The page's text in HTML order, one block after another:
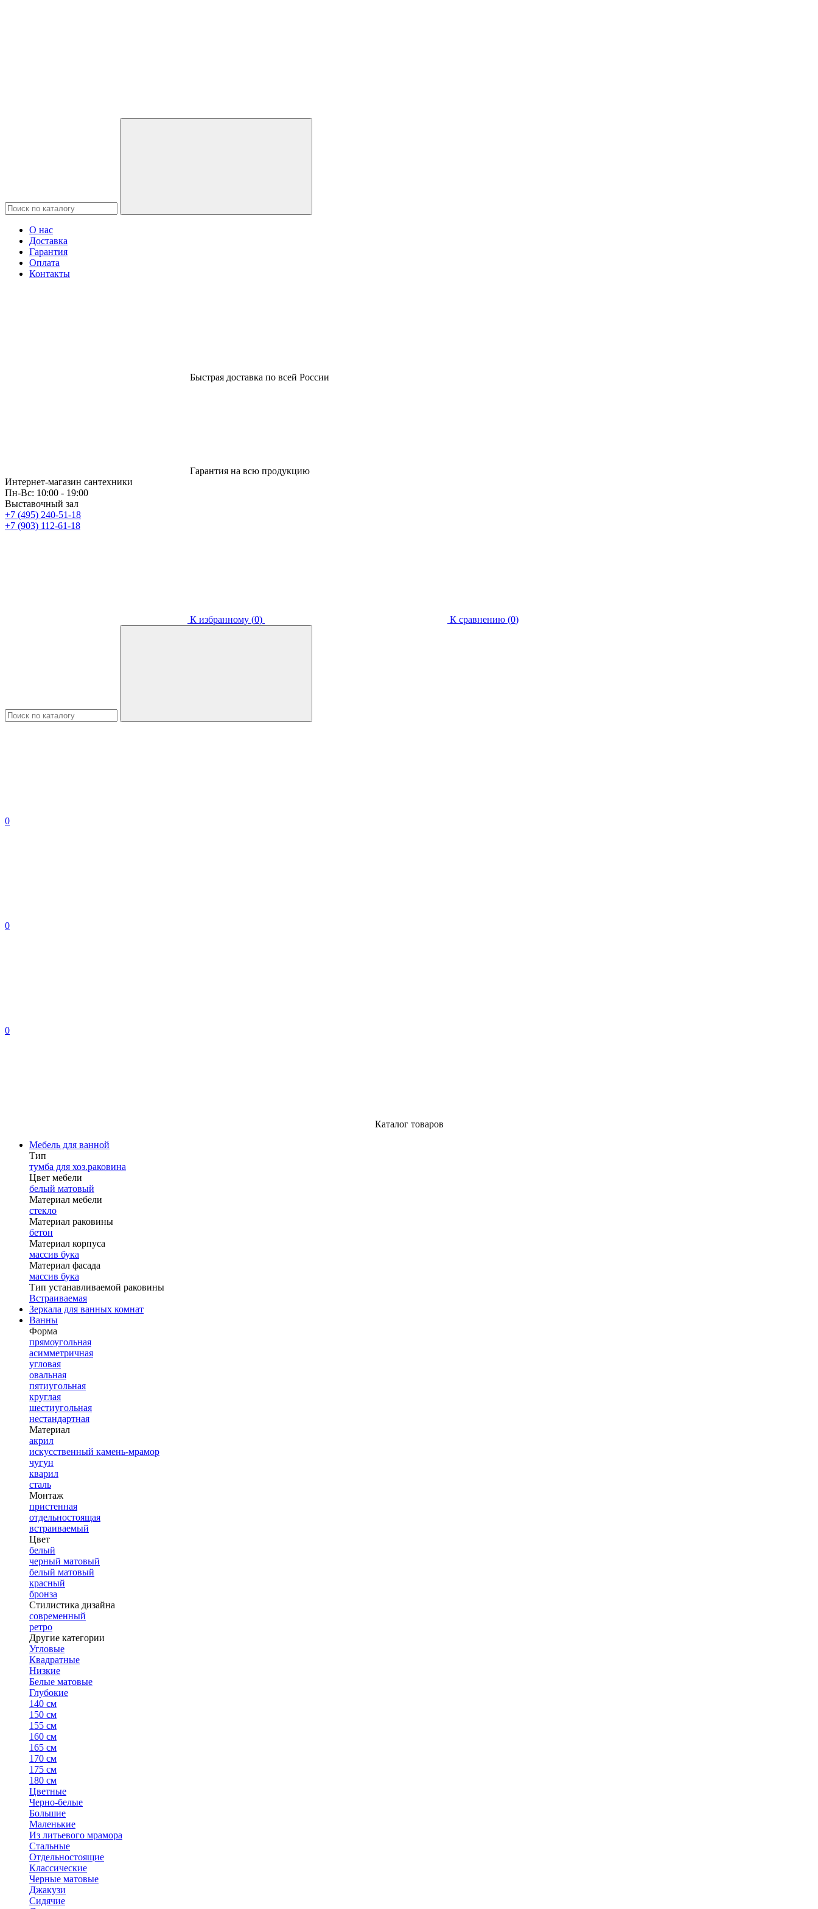
О нас
Доставка
Гарантия
Оплата
Контакты
Быстрая доставка по всей России
Гарантия на всю продукцию
Интернет-магазин сантехники
Пн-Вс: 10:00 - 19:00
Выставочный зал
+7 (495) 240-51-18
+7 (903) 112-61-18
К избранному (0) К сравнению (0)
0
0
0
Каталог товаров
Мебель для ванной
Тип
тумба для хоз.раковина
Цвет мебели
белый матовый
Материал мебели
стекло
Материал раковины
бетон
Материал корпуса
массив бука
Материал фасада
массив бука
Тип устанавливаемой раковины
Встраиваемая
Зеркала для ванных комнат
Ванны
Форма
прямоугольная
асимметричная
угловая
овальная
пятиугольная
круглая
шестиугольная
нестандартная
Материал
акрил
искусственный камень-мрамор
чугун
кварил
сталь
Монтаж
пристенная
отдельностоящая
встраиваемый
Цвет
белый
черный матовый
белый матовый
красный
бронза
Стилистика дизайна
современный
ретро
Другие категории
Угловые
Квадратные
Низкие
Белые матовые
Глубокие
140 см
150 см
155 см
160 см
165 см
170 см
175 см
180 см
Цветные
Черно-белые
Большие
Маленькие
Из литьевого мрамора
Стальные
Отдельностоящие
Классические
Черные матовые
Джакузи
Сидячие